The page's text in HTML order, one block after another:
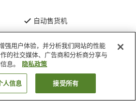
自动售货机
熊本 熊本Koko高级酒店
搜索客房
强用户体验，并分析我们网站的性能
的社交媒体、广告商和分析商分享与
息。
隐私政策
人信息 接受所有